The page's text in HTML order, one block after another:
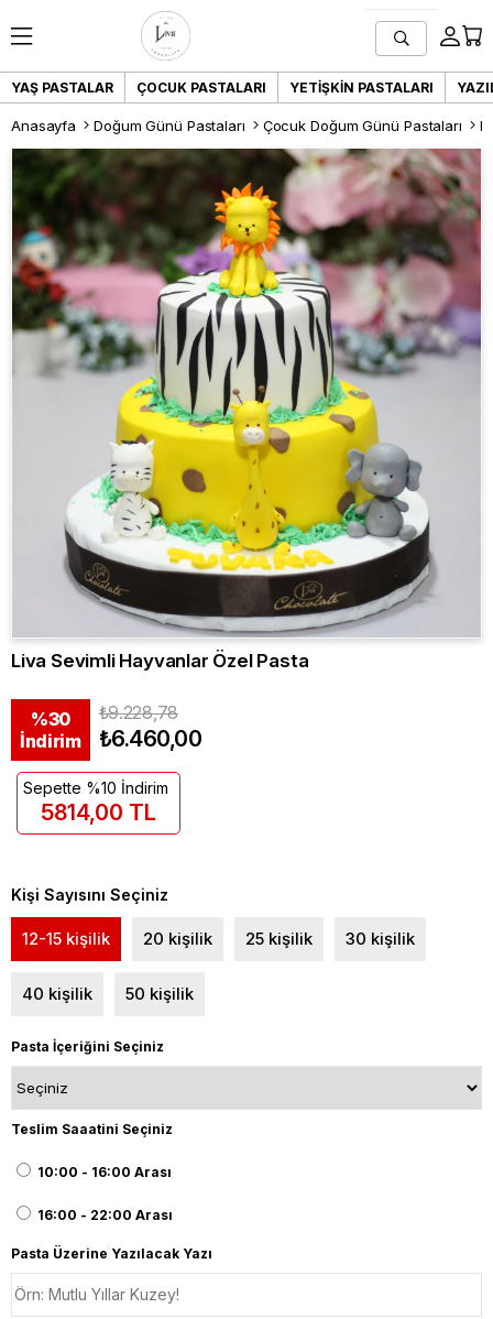
YAŞ PASTALAR ÇOCUK PASTALARI YETIŞKIN PASTALARI
Anasayfa Doğum Günü Pastaları Çocuk Doğum Günü Pastaları
Liva Sevimli Hayvanlar Özel Pasta
%30
İndirim
₺9.228,78
₺6.460,00
Kişi Sayısını Seçiniz
12-15 kişilik 20 kişilik 25 kişilik 30 kişilik
40 kişilik 50 kişilik
Pasta İçeriğini Seçiniz
Teslim Saaatini Seçiniz
10:00 - 16:00 Arası
16:00 - 22:00 Arası
Pasta Üzerine Yazılacak Yazı
Sepette %10 İndirim
5814,00 TL